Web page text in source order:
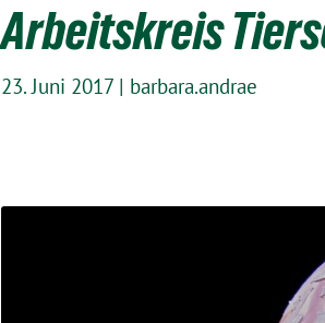
Arbeitskreis
23. Juni 2017 | barbara.andrae